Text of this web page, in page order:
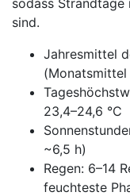
sind.
Jahresmittel
(Monatsmittel
23,4–24,6 °C
~6,5 h)
Regen: 6–14
feuchteste